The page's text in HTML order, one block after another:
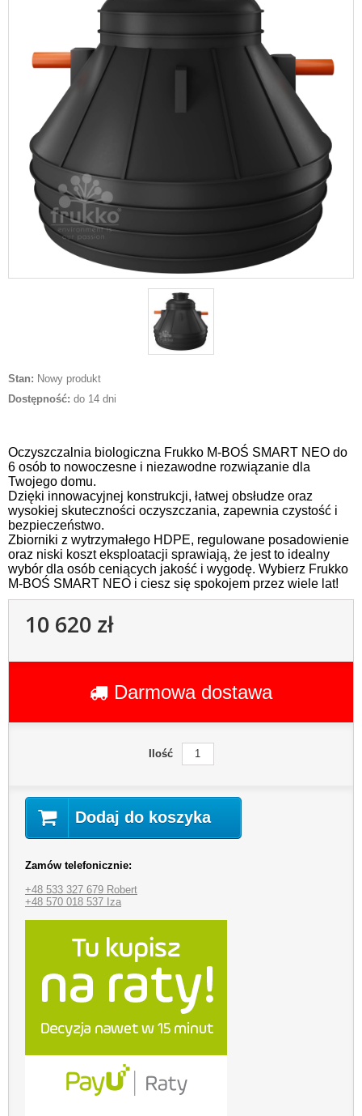
Stan: Nowy produkt
Dostępność: do 14 dni
Oczyszczalnia biologiczna Frukko M-BOŚ SMART NEO do
6 osób to nowoczesne i niezawodne rozwiązanie dla
Twojego domu.
Dzięki innowacyjnej konstrukcji, łatwej obsłudze oraz
wysokiej skuteczności oczyszczania, zapewnia czystość i
bezpieczeństwo.
Zbiorniki z wytrzymałego HDPE, regulowane posadowienie
oraz niski koszt eksploatacji sprawiają, że jest to idealny
wybór dla osób ceniących jakość i wygodę. Wybierz Frukko
M-BOŚ SMART NEO i ciesz się spokojem przez wiele lat!
10 620 zł
Darmowa dostawa
Ilość
Dodaj do koszyka
Zamów telefonicznie:
+48 533 327 679 Robert
+48 570 018 537 Iza